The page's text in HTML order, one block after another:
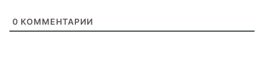
0 КОММЕНТАРИИ